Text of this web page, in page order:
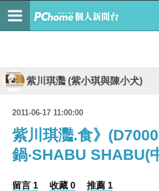
紫川琪灩 (紫小琪與陳小犬)
2011-06-17 11:00:00
紫川琪灩.食》
鍋‧SHABU SHABU(
留言 1 收藏 0 推薦 1